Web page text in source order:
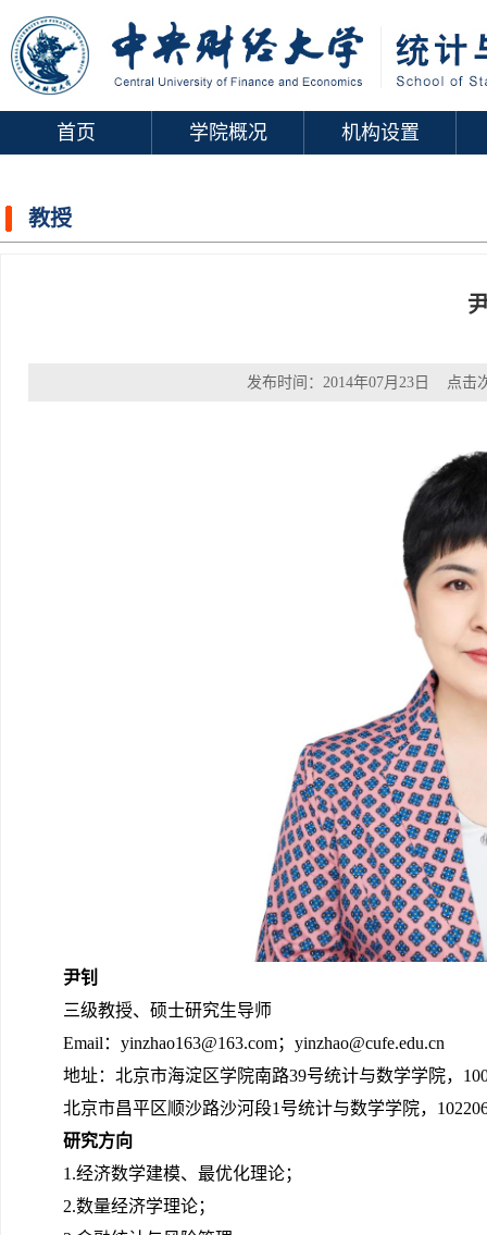
首页 学院概况 机构设置
教授
发布时间：2014年07月23日 点击
尹钊
三级教授、硕士研究生导师
Email：yinzhao163@163.com；yinzhao@cufe.edu.cn
地址：北京市海淀区学院南路39号统计与数学学院，
北京市昌平区顺沙路沙河段1号统计与数学学院，
研究方向
1.经济数学建模、最优化理论；
2.数量经济学理论；